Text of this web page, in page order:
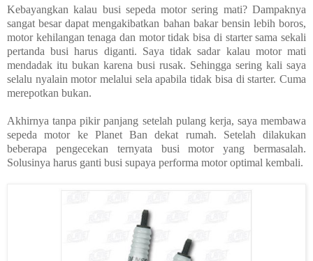
Kebayangkan kalau busi sepeda motor sering mati? Dampaknya
sangat besar dapat mengakibatkan bahan bakar bensin lebih boros,
motor kehilangan tenaga dan motor tidak bisa di starter sama sekali
pertanda busi harus diganti. Saya tidak sadar kalau motor mati
mendadak itu bukan karena busi rusak. Sehingga sering kali saya
selalu nyalain motor melalui sela apabila tidak bisa di starter. Cuma
merepotkan bukan.
Akhirnya tanpa pikir panjang setelah pulang kerja, saya membawa
sepeda motor ke Planet Ban dekat rumah. Setelah dilakukan
beberapa pengecekan ternyata busi motor yang bermasalah.
Solusinya harus ganti busi supaya performa motor optimal kembali.